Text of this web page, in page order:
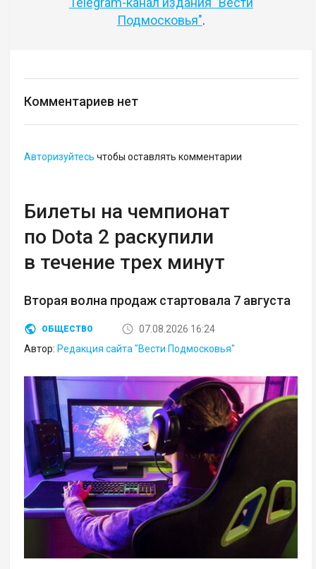
Подмосковья".
Комментариев нет
Авторизуйтесь чтобы оставлять комментарии
Билеты на чемпионат
по Dota 2 раскупили
в течение трех минут
Вторая волна продаж стартовала 7 августа
ОБЩЕСТВО
07.08.2026 16:24
Автор: Редакция сайта "Вести Подмосковья"